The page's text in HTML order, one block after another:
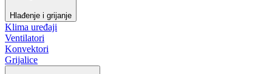
Hlađenje i grijanje
Klima uređaji
Ventilatori
Konvektori
Grijalice